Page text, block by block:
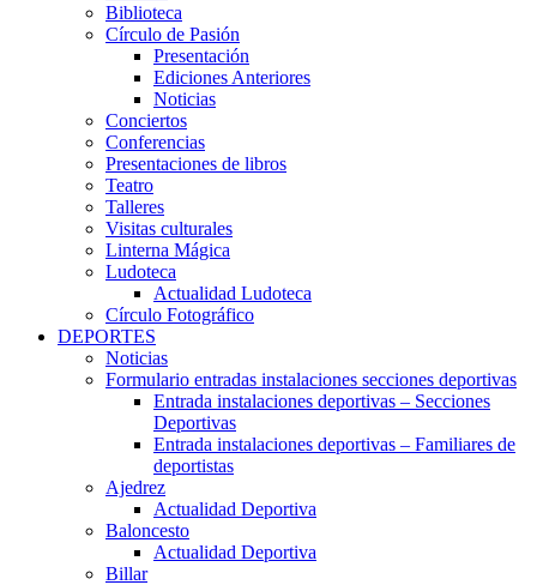
Biblioteca
Círculo de Pasión
Presentación
Ediciones Anteriores
Noticias
Conciertos
Conferencias
Presentaciones de libros
Teatro
Talleres
Visitas culturales
Linterna Mágica
Ludoteca
Actualidad Ludoteca
Círculo Fotográfico
DEPORTES
Noticias
Formulario entradas instalaciones secciones deportivas
Entrada instalaciones deportivas – Secciones
Deportivas
Entrada instalaciones deportivas – Familiares de
deportistas
Ajedrez
Actualidad Deportiva
Baloncesto
Actualidad Deportiva
Billar